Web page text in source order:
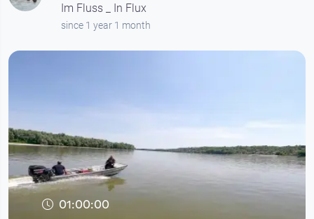
Im Fluss _ In Flux
since 1 year 1 month
01:00:00